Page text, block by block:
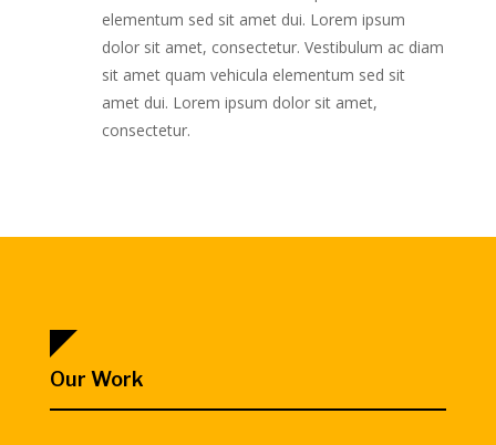
elementum sed sit amet dui. Lorem ipsum
dolor sit amet, consectetur. Vestibulum ac diam
sit amet quam vehicula elementum sed sit
amet dui. Lorem ipsum dolor sit amet,
consectetur.
Our Work